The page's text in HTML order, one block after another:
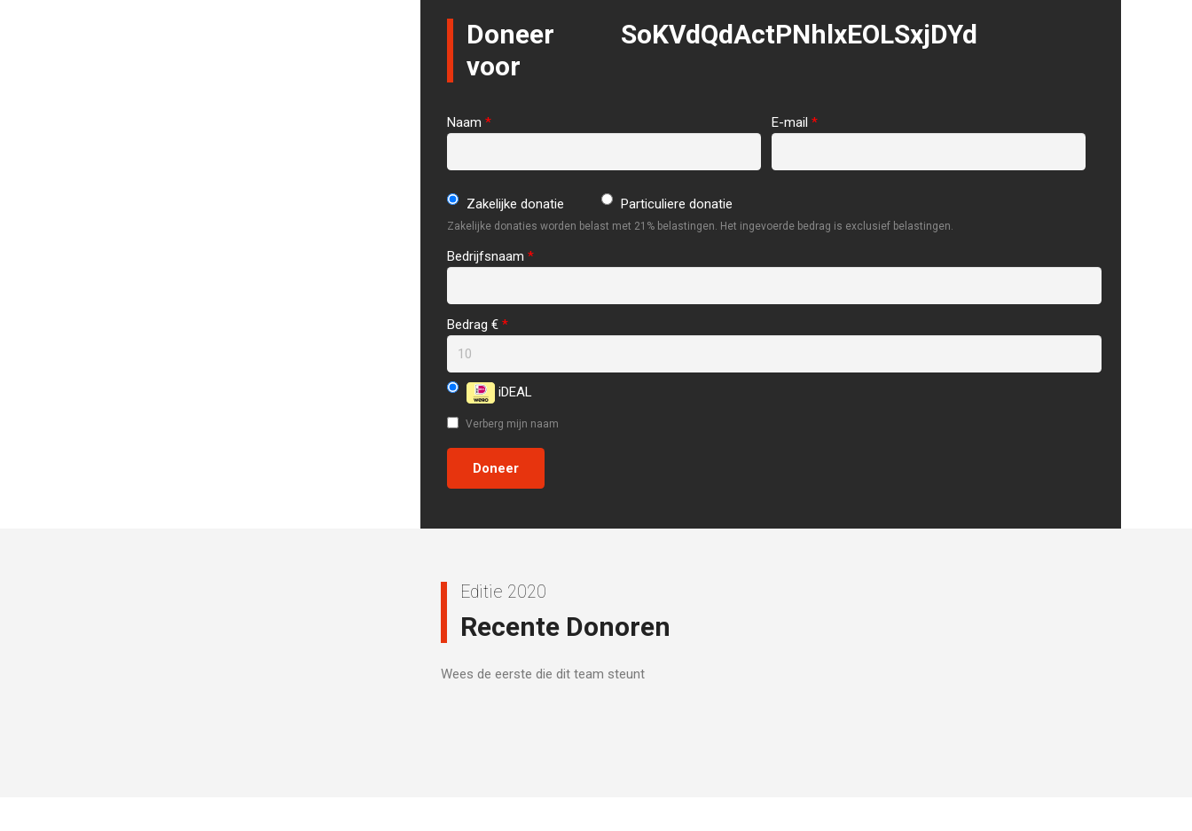
Doneer
voor
SoKVdQdActPNhlxEOLSxjDYd
Naam* E-mail *
Zakelijke donatie Particuliere donatie
Zakelijke donaties worden belast met 21% belastingen. Het ingevoerde bedrag is exclusief belastingen.
Bedrijfsnaam*
Bedrag €*
iDEAL
Verberg mijn naam
Editie 2020
Recente Donoren
Wees de eerste die dit team steunt